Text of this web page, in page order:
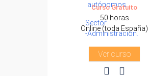
autónomos.
Sector
-Administración.
Curso Gratuito
50 horas
Online (toda España)
Ver curso